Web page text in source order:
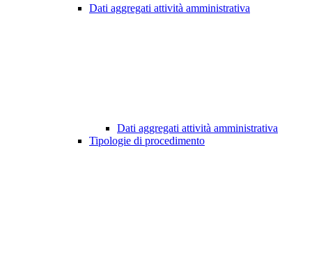
Dati aggregati attività amministrativa
Dati aggregati attività amministrativa
Tipologie di procedimento